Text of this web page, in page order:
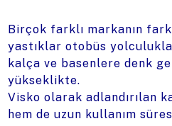
Birçok farklı markanın
yastıklar otobüs
kalça ve basenlere denk
yükseklikte.
Visko olarak adlandırılan
hem de uzun kullanım